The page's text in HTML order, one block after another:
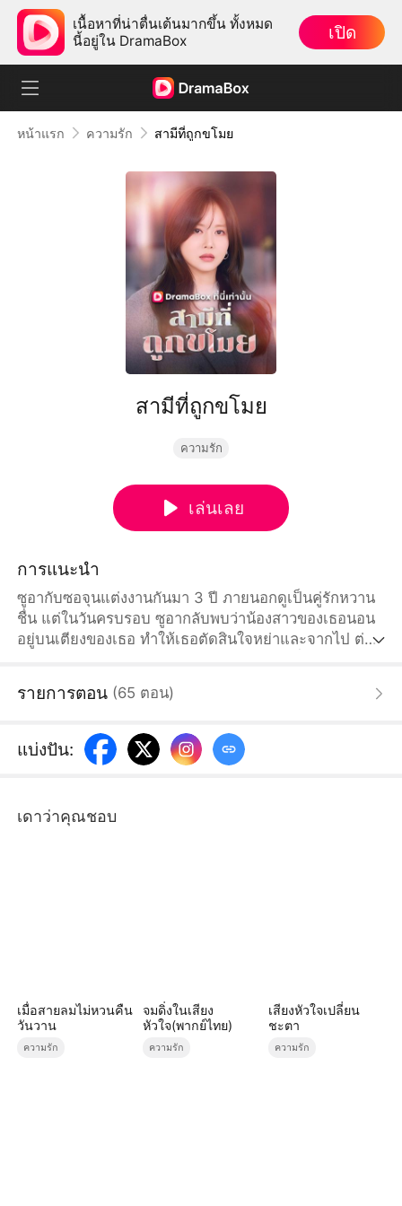
เนื้อหาที่น่าตื่นเต้นมากขึ้น ทั้งหมด
นี้อยู่ใน DramaBox
เปิด
หน้าแรก ความรัก สามีที่ถูกขโมย
สามีที่ถูกขโมย
ความรัก
เล่นเลย
การแนะนำ
ซูอากับซอจุนแต่งงานกันมา 3 ปี ภายนอกดูเป็นคู่รักหวาน
ชื่น แต่ในวันครบรอบ ซูอากลับพบว่าน้องสาวของเธอนอน
อยู่บนเตียงของเธอ ทำให้เธอตัดสินใจหย่าและจากไป ต่อ
คลี่คลาย จนทั้งสองกลับมาเริ่มต้นใหม่อีกครั้ง ด้วยความรัก
รายการตอน (65 ตอน)
แบ่งปัน:
เดาว่าคุณชอบ
เมื่อสายลมไม่หวนคืน
วันวาน
ความรัก
จมดิ่งในเสียง
หัวใจ(พากย์ไทย)
ความรัก
เสียงหัวใจเปลี่ยน
ชะตา
ความรัก